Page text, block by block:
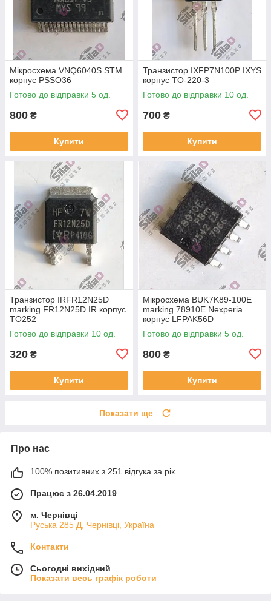
Мікросхема VNQ6040S STM
корпус PSSO36
Готово до відправки 5 од.
800 ₴
Купити
Транзистор IXFP7N100P IXYS
корпус TO-220-3
Готово до відправки 10 од.
700 ₴
Купити
Транзистор IRFR12N25D
marking FR12N25D IR корпус
TO252
Готово до відправки 10 од.
320 ₴
Купити
Мікросхема BUK7K89-100E
marking 78910E Nexperia
корпус LFPAK56D
Готово до відправки 5 од.
800 ₴
Купити
Показати ще
Про нас
100% позитивних з 251 відгука за рік
Працює з 26.04.2019
м. Чернівці
Руська 285 Д, Чернівці, Україна
Контакти
Сьогодні вихідний
Показати весь графік роботи